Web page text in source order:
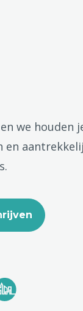
we houden
en